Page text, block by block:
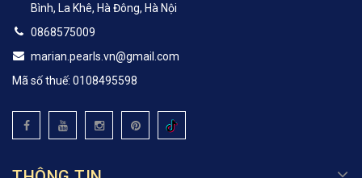
Bình, La Khê, Hà Đông, Hà Nội
0868575009
marian.pearls.vn@gmail.com
Mã số thuế: 0108495598